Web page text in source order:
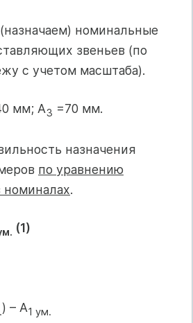
номинальные
звеньев (по
с учетом масштаба).
мм; А3 =70 мм.
назначения
по уравнению
номиналах.
(1)
) – A1 ум.